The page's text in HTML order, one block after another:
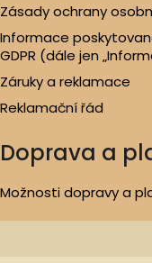
Zásady ochrany
Informace
GDPR (dále jen
Záruky a reklamace
Reklamační řád
Doprava a
Možnosti dopravy a